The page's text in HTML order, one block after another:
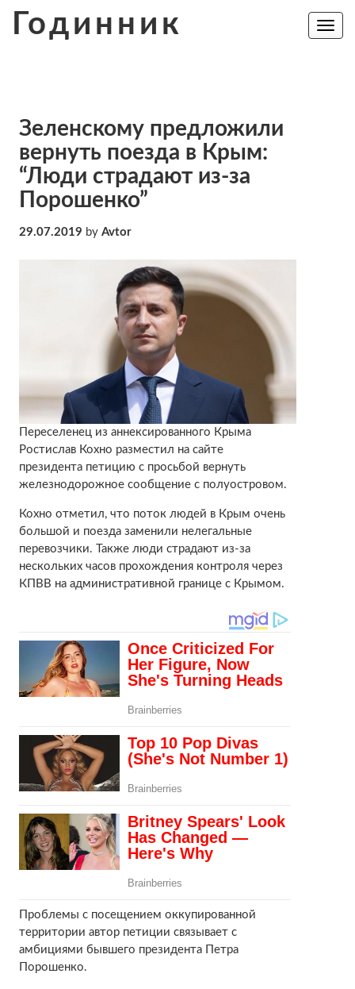
Годинник
Toggle
Зеленскому предложили
вернуть поезда в Крым:
“Люди страдают из-за
Порошенко”
29.07.2019 by Avtor
Переселенец из аннексированного Крыма
Ростислав Кохно разместил на сайте
президента петицию с просьбой вернуть
железнодорожное сообщение с полуостровом.
Кохно отметил, что поток людей в Крым очень
большой и поезда заменили нелегальные
перевозчики. Также люди страдают из-за
нескольких часов прохождения контроля через
КПВВ на административной границе с Крымом.
Проблемы с посещением оккупированной
территории автор петиции связывает с
амбициями бывшего президента Петра
Порошенко.